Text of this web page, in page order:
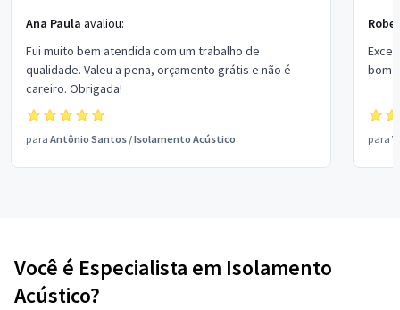
Ana Paula avaliou:
Fui muito bem atendida com um trabalho de
qualidade. Valeu a pena, orçamento grátis e não é
careiro. Obrigada!
para Antônio Santos /Isolamento Acústico
bom
para
Você é Especialista em Isolamento
Acústico?